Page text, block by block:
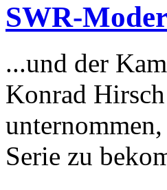
SWR-
...und der
Konrad
Serie zu